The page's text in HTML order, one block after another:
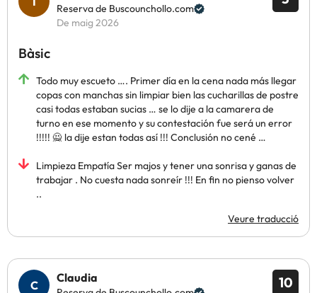
Reserva de Buscounchollo.com
De maig 2026
Bàsic
Todo muy escueto …. Primer día en la cena nada más llegar
copas con manchas sin limpiar bien las cucharillas de postre
casi todas estaban sucias … se lo dije a la camarera de
turno en ese momento y su contestación fue será un error
!!!!! 🙅 la dije estan todas así !!! Conclusión no cené …
Limpieza Empatía Ser majos y tener una sonrisa y ganas de
trabajar . No cuesta nada sonreír !!! En fin no pienso volver
..
Veure traducció
10
Claudia